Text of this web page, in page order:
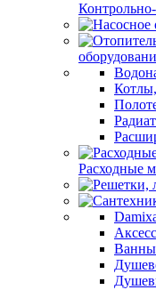
Котлы,
Расходные
Ванны